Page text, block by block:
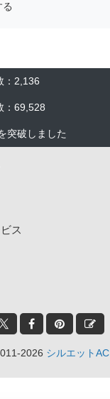
：2,136
：69,528
突破しました
ス
2026 シルエットAC